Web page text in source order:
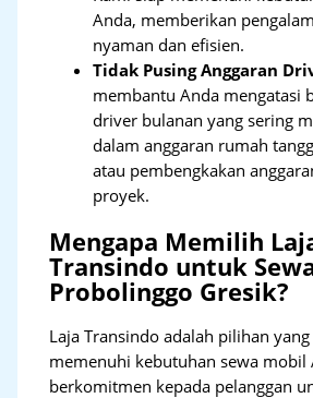
Anda, memberikan
nyaman dan efisien.
Tidak Pusing Anggaran
membantu Anda mengatasi
driver bulanan yang sering
dalam anggaran rumah
atau pembengkakan
proyek.
Mengapa Memilih
Transindo untuk
Probolinggo Gresik?
Laja Transindo adalah pilihan
memenuhi kebutuhan sewa mobil
berkomitmen kepada pelanggan